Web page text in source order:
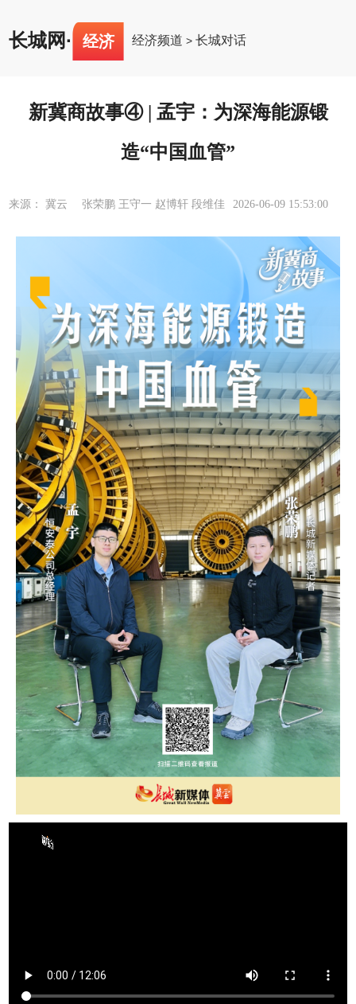
长城网· 经济 经济频道 >长城对话
新冀商故事④ | 孟宇：为深海能源锻
造“中国血管”
来源： 冀云 张荣鹏 王守一 赵博轩 段维佳 2026-06-09 15:53:00